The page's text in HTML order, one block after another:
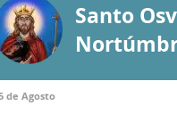
Santo
de Agosto